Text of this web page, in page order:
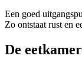
Een goed
Zo ontstaat rust en
De